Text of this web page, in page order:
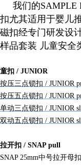
我们的SAMPLE
扣尤其适用于婴儿
磁扣经专门研发设
样品套装 儿童安全
童扣 / JUNIOR
按压三点锁扣 / JUNIOR
按压五点锁扣 / JUNIOR
单动三点锁扣 / JUNIOR
双动五点锁扣 / JUNIOR
拉开扣 / SNAP pull
SNAP 25mm中号拉开母